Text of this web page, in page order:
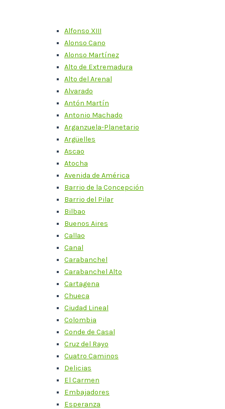
Alfonso XIII
Alonso Cano
Alonso Martínez
Alto de Extremadura
Alto del Arenal
Alvarado
Antón Martín
Antonio Machado
Arganzuela-Planetario
Argüelles
Ascao
Atocha
Avenida de América
Barrio de la Concepción
Barrio del Pilar
Bilbao
Buenos Aires
Callao
Canal
Carabanchel
Carabanchel Alto
Cartagena
Chueca
Ciudad Lineal
Colombia
Conde de Casal
Cruz del Rayo
Cuatro Caminos
Delicias
El Carmen
Embajadores
Esperanza